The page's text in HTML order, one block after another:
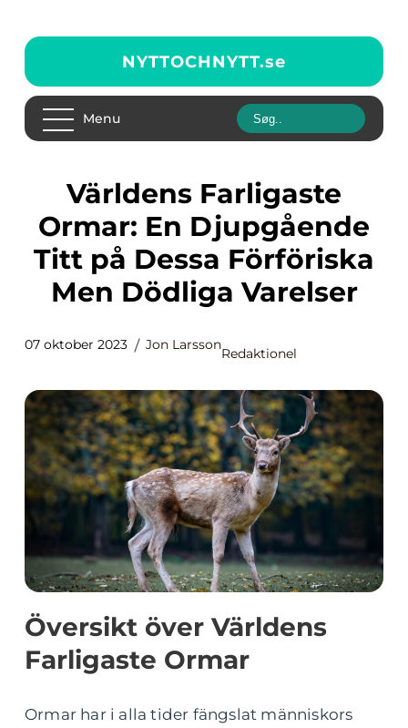
NYTTOCHNYTT.se
Menu
Världens Farligaste
Ormar: En Djupgående
Titt på Dessa Förföriska
Men Dödliga Varelser
07 oktober 2023 Jon Larsson
Redaktionel
Översikt över Världens
Farligaste Ormar
Ormar har i alla tider fängslat människors